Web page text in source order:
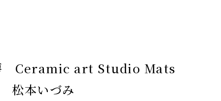
Ceramic art Studio Mats
本いづみ